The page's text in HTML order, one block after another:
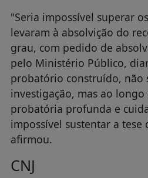
"Seria impossível superar
levaram à absolvição do
grau, com pedido de
pelo Ministério Público,
probatório construído, não
investigação, mas ao
probatória profunda e
impossível sustentar a tese
afirmou.
CNJ